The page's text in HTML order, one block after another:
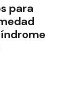
para